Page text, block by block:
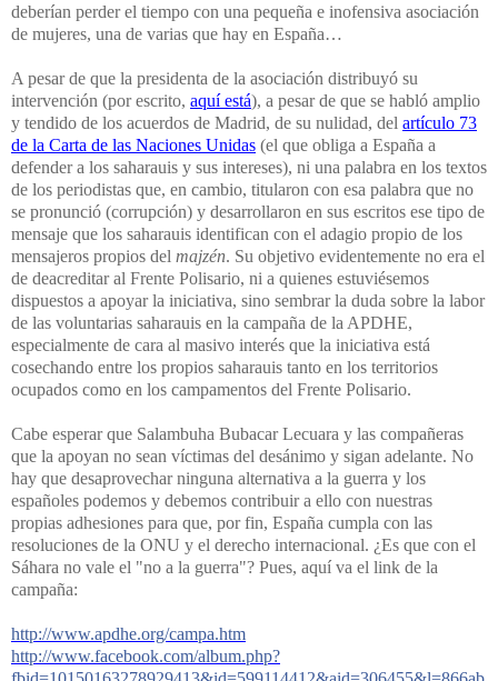
deberían perder el tiempo con una pequeña e inofensiva asociación
de mujeres, una de varias que hay en España…
A pesar de que la presidenta de la asociación distribuyó su
intervención (por escrito, aquí está), a pesar de que se habló amplio
y tendido de los acuerdos de Madrid, de su nulidad, del artículo 73
de la Carta de las Naciones Unidas (el que obliga a España a
defender a los saharauis y sus intereses), ni una palabra en los textos
de los periodistas que, en cambio, titularon con esa palabra que no
se pronunció (corrupción) y desarrollaron en sus escritos ese tipo de
mensaje que los saharauis identifican con el adagio propio de los
mensajeros propios del majzén. Su objetivo evidentemente no era el
de deacreditar al Frente Polisario, ni a quienes estuviésemos
dispuestos a apoyar la iniciativa, sino sembrar la duda sobre la labor
de las voluntarias saharauis en la campaña de la APDHE,
especialmente de cara al masivo interés que la iniciativa está
cosechando entre los propios saharauis tanto en los territorios
ocupados como en los campamentos del Frente Polisario.
Cabe esperar que Salambuha Bubacar Lecuara y las compañeras
que la apoyan no sean víctimas del desánimo y sigan adelante. No
hay que desaprovechar ninguna alternativa a la guerra y los
españoles podemos y debemos contribuir a ello con nuestras
propias adhesiones para que, por fin, España cumpla con las
resoluciones de la ONU y el derecho internacional. ¿Es que con el
Sáhara no vale el "no a la guerra"? Pues, aquí va el link de la
campaña:
http://www.apdhe.org/campa.htm
http://www.facebook.com/album.php?